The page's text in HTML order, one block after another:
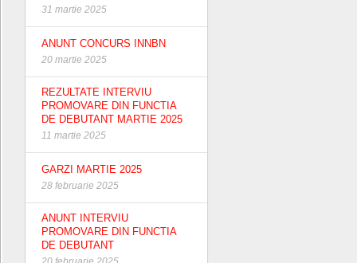
31 martie 2025
ANUNT CONCURS INNBN
20 martie 2025
REZULTATE INTERVIU
PROMOVARE DIN FUNCTIA
DE DEBUTANT MARTIE 2025
11 martie 2025
GARZI MARTIE 2025
28 februarie 2025
ANUNT INTERVIU
PROMOVARE DIN FUNCTIA
DE DEBUTANT